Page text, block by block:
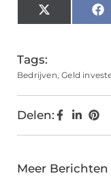
X
(Twitter)
Tags:
Bedrijven,Geld
Delen:
Meer Berichten